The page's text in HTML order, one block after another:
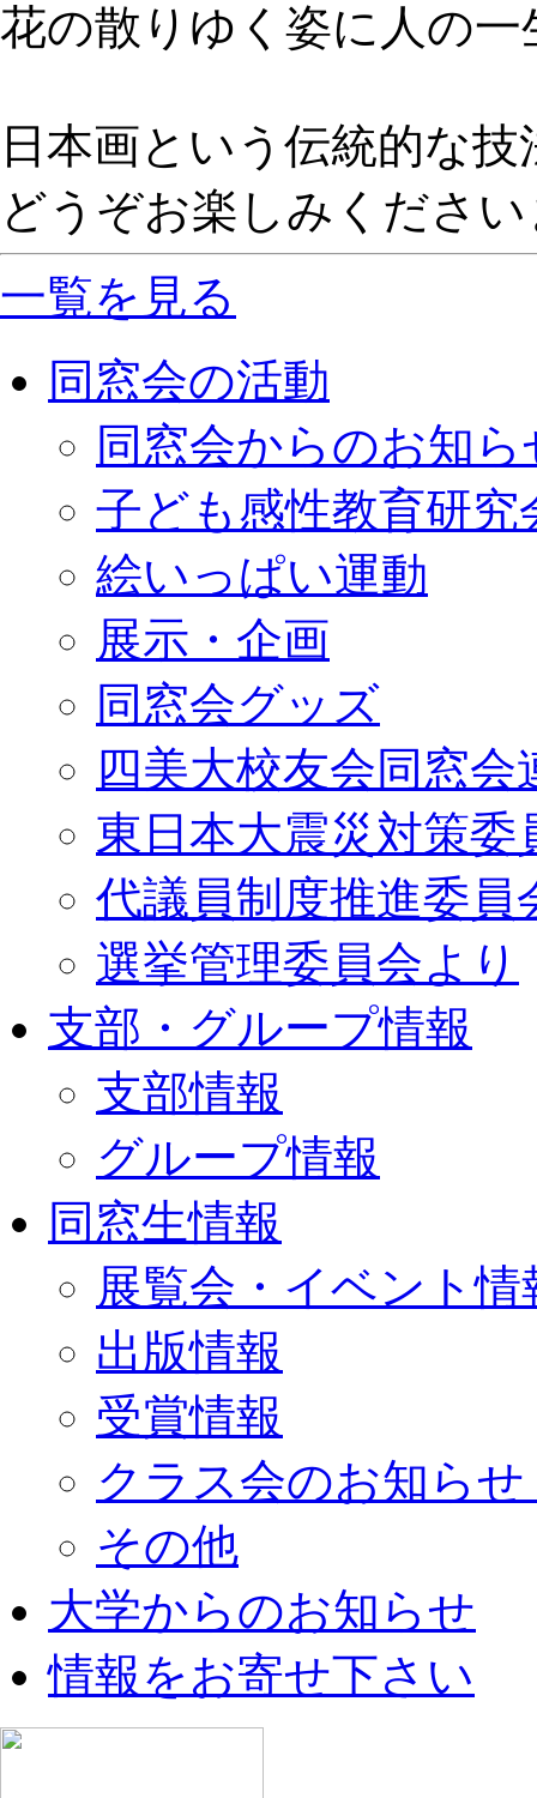
花の散りゆく姿に人の
日本画という伝統的な
どうぞお楽しみくださ
一覧を見る
同窓会の活動
同窓会からのお知ら
子ども感性教育研究
絵いっぱい運動
展示・企画
同窓会グッズ
四美大校友会同窓会
東日本大震災対策委
代議員制度推進委員
選挙管理委員会より
支部・グループ情報
支部情報
グループ情報
同窓生情報
展覧会・イベント情
出版情報
受賞情報
クラス会のお知らせ
その他
大学からのお知らせ
情報をお寄せ下さい